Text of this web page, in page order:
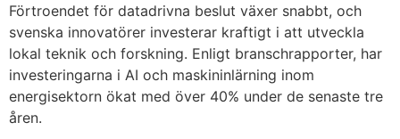
Förtroendet för datadrivna beslut växer snabbt, och
svenska innovatörer investerar kraftigt i att utveckla
lokal teknik och forskning. Enligt branschrapporter, har
investeringarna i AI och maskininlärning inom
energisektorn ökat med över 40% under de senaste tre
åren.